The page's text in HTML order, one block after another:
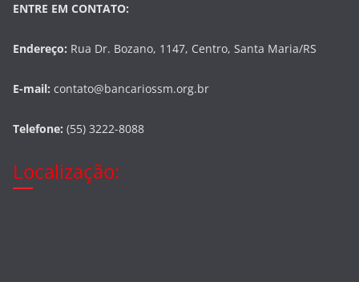
ENTRE EM CONTATO:
Endereço: Rua Dr. Bozano, 1147, Centro, Santa Maria/RS
E-mail: contato@bancariossm.org.br
Telefone: (55) 3222-8088
Localização: